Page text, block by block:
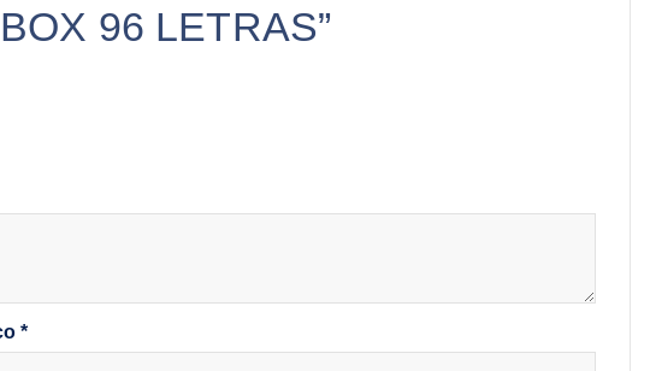
96 LETRAS”
*